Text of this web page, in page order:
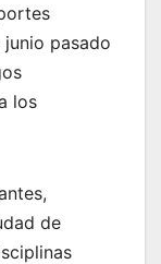
junio pasado
los
de